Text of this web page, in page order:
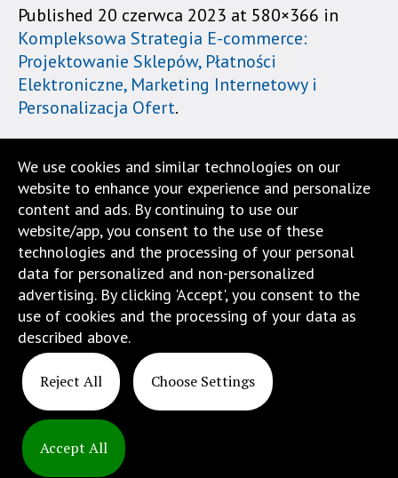
Stosowanych".
Strona
jest
wyposażona
menu
skiplinks
pozwalające
szybko
przechodzić
treści,
które
znajduje
bezpośrednio
wiadomością.
Strona
została
Published 20 czerwca 2023 at 580×366 in
Kompleksowa Strategia E-commerce:
Projektowanie Sklepów, Płatności
Elektroniczne, Marketing Internetowy i
Personalizacja Ofert.
We use cookies and similar technologies on our
website to enhance your experience and personalize
content and ads. By continuing to use our
website/app, you consent to the use of these
technologies and the processing of your personal
data for personalized and non-personalized
advertising. By clicking 'Accept', you consent to the
use of cookies and the processing of your data as
described above.
Reject All Choose Settings
Accept All